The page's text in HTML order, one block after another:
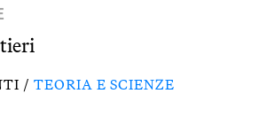
/ TEORIA E SCIENZE